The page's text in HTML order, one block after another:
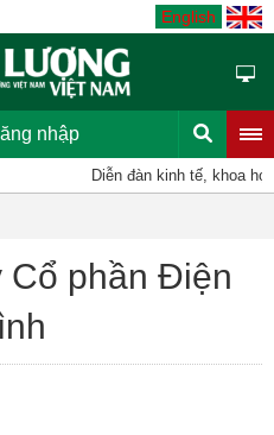
English
nhập
Diễn đàn kinh tế, khoa
Cổ phần Điện